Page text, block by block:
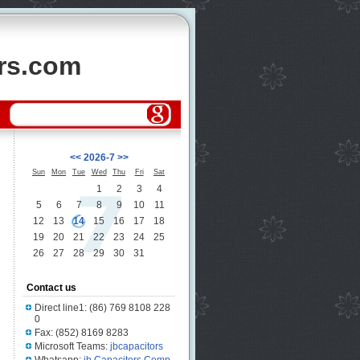
<< 2026-7 >>
Sun Mon Tue Wed Thu Fri Sat
1 2 3
4
5
6 7 8 9 10
11
12
13 14 15 16 17
18
19
20 21 22 23 24
25
26
27 28 29 30 31
Contact us
Direct line1: (86) 769 8108 228
0
Fax: (852) 8169 8283
Microsoft Teams: jbcapacitors